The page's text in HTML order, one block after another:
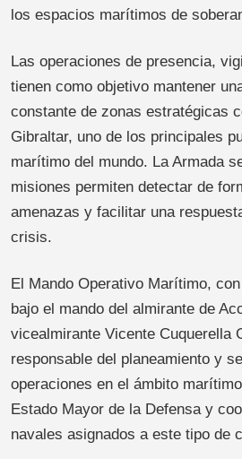
los espacios marítimos de
Las operaciones de presencia,
tienen como objetivo mantener
constante de zonas estratégicas
Gibraltar, uno de los principales
marítimo del mundo. La Armada
misiones permiten detectar de
amenazas y facilitar una
crisis.
El Mando Operativo Marítimo,
bajo el mando del almirante de
vicealmirante Vicente Cuquerella
responsable del planeamiento y
operaciones en el ámbito
Estado Mayor de la Defensa y
navales asignados a este tipo de